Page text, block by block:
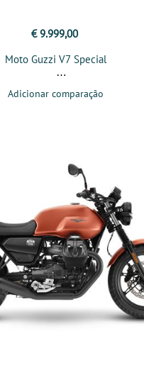
€ 9.999,00
Moto Guzzi V7 Special
Adicionar comparação